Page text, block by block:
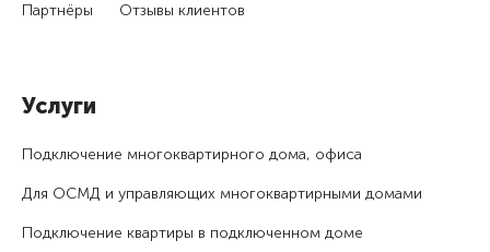
Партнёры Отзывы клиентов
Услуги
Подключение много­квартирного дома, офиса
Для ОСМД и управляющих много­квартирными домами
Подключение квартиры в подключенном доме